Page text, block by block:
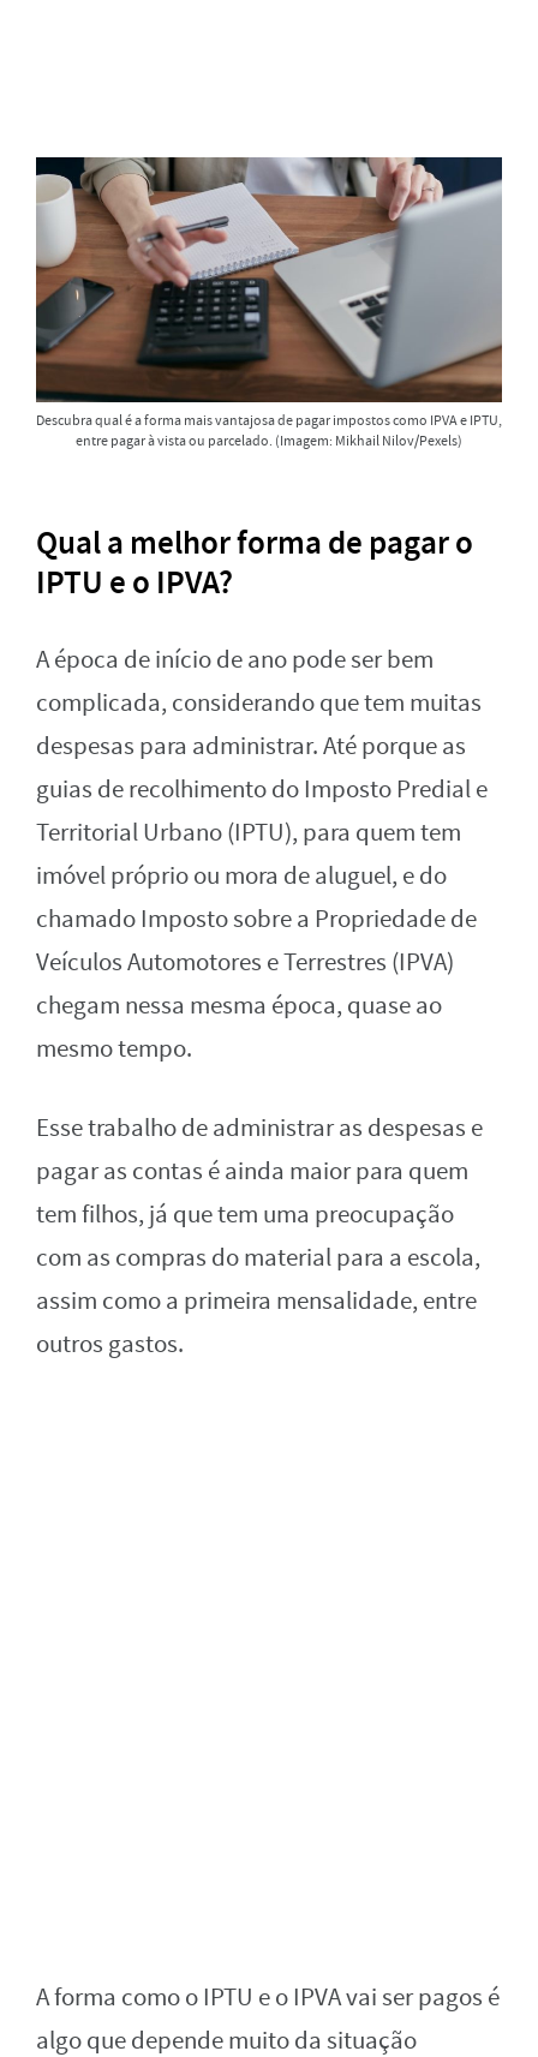
Descubra qual é a forma mais vantajosa de pagar impostos como IPVA e IPTU,
entre pagar à vista ou parcelado. (Imagem: Mikhail Nilov/Pexels)
Qual a melhor forma de pagar o
IPTU e o IPVA?
A época de início de ano pode ser bem
complicada, considerando que tem muitas
despesas para administrar. Até porque as
guias de recolhimento do Imposto Predial e
Territorial Urbano (IPTU), para quem tem
imóvel próprio ou mora de aluguel, e do
chamado Imposto sobre a Propriedade de
Veículos Automotores e Terrestres (IPVA)
chegam nessa mesma época, quase ao
mesmo tempo.
Esse trabalho de administrar as despesas e
pagar as contas é ainda maior para quem
tem filhos, já que tem uma preocupação
com as compras do material para a escola,
assim como a primeira mensalidade, entre
outros gastos.
A forma como o IPTU e o IPVA vai ser pagos é
algo que depende muito da situação